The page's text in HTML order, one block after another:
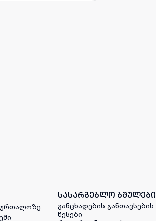
სასარგებლო ბმულები
განცხადების განთავსების
წესები